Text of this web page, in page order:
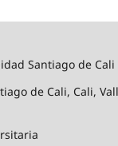
Santiago de Cali
de Cali, Cali,